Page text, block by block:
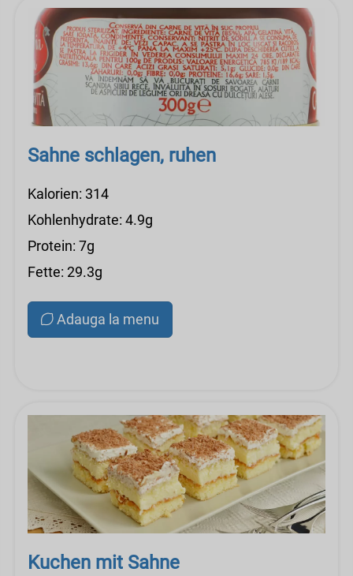
Sahne schlagen, ruhen
Kalorien: 314
Kohlenhydrate: 4.9g
Protein: 7g
Fette: 29.3g
Adauga la menu
Kuchen mit Sahne